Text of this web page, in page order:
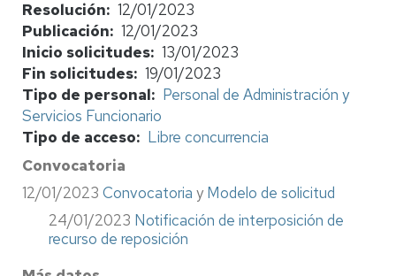
Resolución
12/01/2023
Publicación
12/01/2023
Inicio solicitudes 13/01/2023
Fin solicitudes 19/01/2023
Tipo de personal
Personal de Administración y
Servicios Funcionario
Tipo de acceso
Libre concurrencia
Convocatoria
12/01/2023 Convocatoria y Modelo de solicitud
24/01/2023 Notificación de interposición de
recurso de reposición